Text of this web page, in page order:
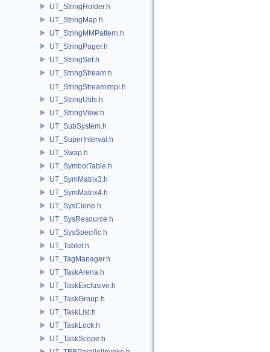
UT_StringHolder.h
UT_StringMap.h
UT_StringMMPattern.h
UT_StringPager.h
UT_StringSet.h
UT_StringStream.h
UT_StringStreamImpl.h
UT_StringUtils.h
UT_StringView.h
UT_SubSystem.h
UT_SuperInterval.h
UT_Swap.h
UT_SymbolTable.h
UT_SymMatrix3.h
UT_SymMatrix4.h
UT_SysClone.h
UT_SysResource.h
UT_SysSpecific.h
UT_Tablet.h
UT_TagManager.h
UT_TaskArena.h
UT_TaskExclusive.h
UT_TaskGroup.h
UT_TaskList.h
UT_TaskLock.h
UT_TaskScope.h